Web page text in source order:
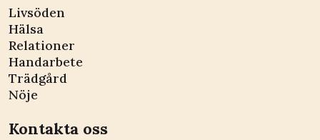
Livsöden
Hälsa
Relationer
Handarbete
Trädgård
Nöje
Kontakta oss